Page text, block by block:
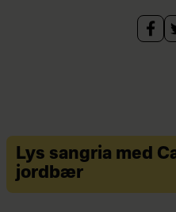
Lys sangria med
jordbær